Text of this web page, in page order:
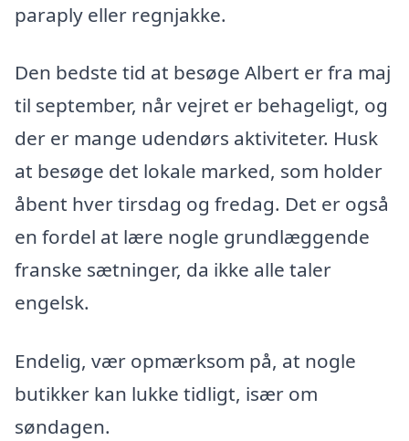
paraply eller regnjakke.
Den bedste tid at besøge Albert er fra maj
til september, når vejret er behageligt, og
der er mange udendørs aktiviteter. Husk
at besøge det lokale marked, som holder
åbent hver tirsdag og fredag. Det er også
en fordel at lære nogle grundlæggende
franske sætninger, da ikke alle taler
engelsk.
Endelig, vær opmærksom på, at nogle
butikker kan lukke tidligt, især om
søndagen.